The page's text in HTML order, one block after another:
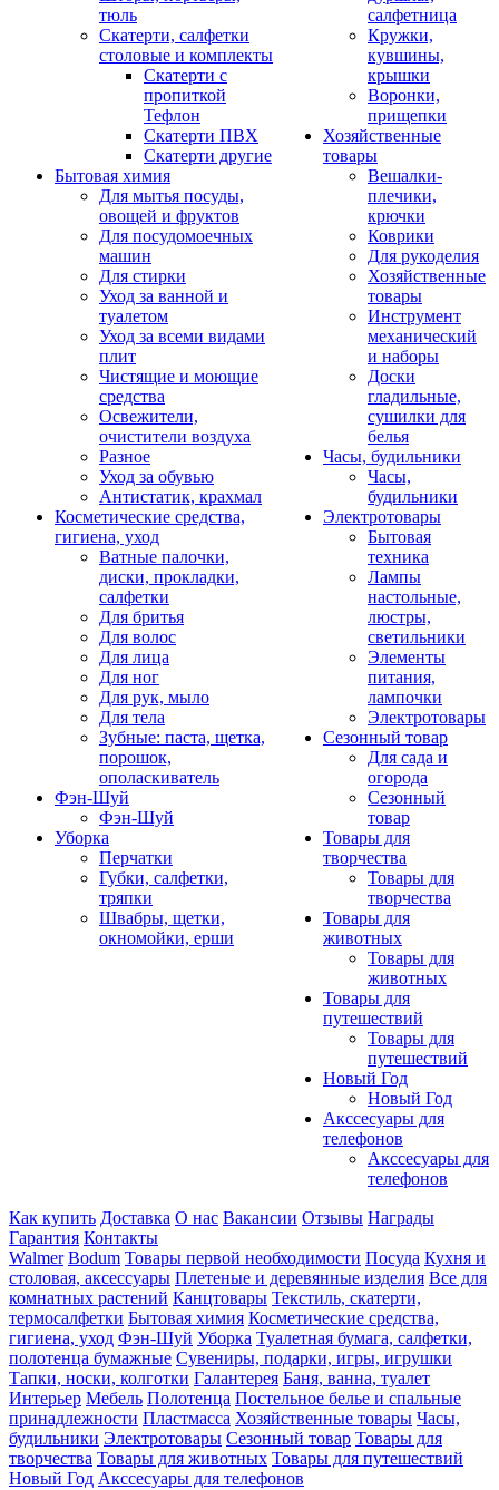
тюль
Скатерти, салфетки
столовые и комплекты
Скатерти с
пропиткой
Тефлон
Скатерти ПВХ
Скатерти другие
Бытовая химия
Для мытья посуды,
овощей и фруктов
Для посудомоечных
машин
Для стирки
Уход за ванной и
туалетом
Уход за всеми видами
плит
Чистящие и моющие
средства
Освежители,
очистители воздуха
Разное
Уход за обувью
Антистатик, крахмал
Косметические средства,
гигиена, уход
Ватные палочки,
диски, прокладки,
салфетки
Для бритья
Для волос
Для лица
Для ног
Для рук, мыло
Для тела
Зубные: паста, щетка,
порошок,
ополаскиватель
Фэн-Шуй
Фэн-Шуй
Уборка
Перчатки
Губки, салфетки,
тряпки
Швабры, щетки,
окномойки, ерши
салфетница
Кружки,
кувшины,
крышки
Воронки,
прищепки
Хозяйственные
товары
Вешалки-
плечики,
крючки
Коврики
Для рукоделия
Хозяйственные
товары
Инструмент
механический
и наборы
Доски
гладильные,
сушилки для
белья
Часы, будильники
Часы,
будильники
Электротовары
Бытовая
техника
Лампы
настольные,
люстры,
светильники
Элементы
питания,
лампочки
Электротовары
Сезонный товар
Для сада и
огорода
Сезонный
товар
Товары для
творчества
Товары для
творчества
Товары для
животных
Товары для
животных
Товары для
путешествий
Товары для
путешествий
Новый Год
Новый Год
Акссесуары для
телефонов
Акссесуары для
телефонов
Как купить Доставка О нас Вакансии Отзывы Награды
Гарантия Контакты
Walmer Bodum Товары первой необходимости Посуда Кухня и
столовая, аксессуары Плетеные и деревянные изделия Все для
комнатных растений Канцтовары Текстиль, скатерти,
термосалфетки Бытовая химия Косметические средства,
гигиена, уход Фэн-Шуй Уборка Туалетная бумага, салфетки,
полотенца бумажные Сувениры, подарки, игры, игрушки
Тапки, носки, колготки Галантерея Баня, ванна, туалет
Интерьер Мебель Полотенца Постельное белье и спальные
принадлежности Пластмасса Хозяйственные товары Часы,
будильники Электротовары Сезонный товар Товары для
творчества Товары для животных Товары для путешествий
Новый Год Акссесуары для телефонов